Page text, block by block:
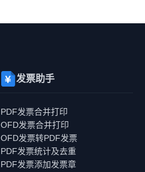
发票助手
PDF发票合并打印
OFD发票合并打印
OFD发票转PDF发票
PDF发票统计及去重
PDF发票添加发票章